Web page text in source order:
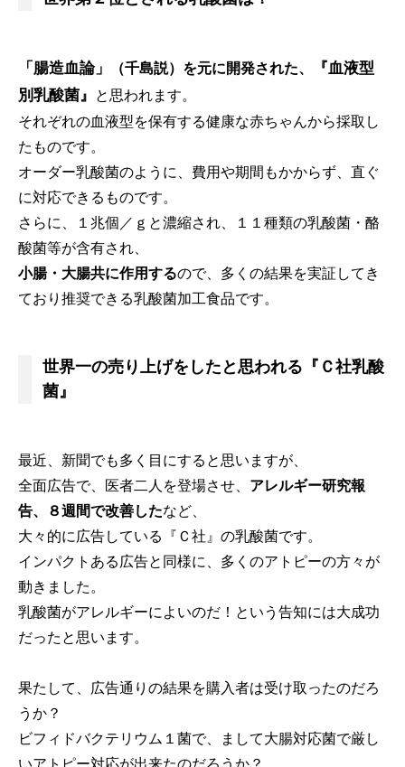
「腸造血論」 （千島説）を元に開発された、
『血液型
別乳酸菌』 と思われます。
それぞれの血液型を保有する健康な赤ちゃんから採取し
たものです。
オーダー乳酸菌のように、費用や期間もかからず、直ぐ
に対応できるものです。
さらに、１兆個／ｇと濃縮され、１１種類の乳酸菌・酪
酸菌等が含有され、
小腸・大腸共に作用するので、多くの結果を実証してき
ており推奨できる乳酸菌加工食品です。
世界一の売り上げをしたと思われる『Ｃ社乳酸
菌』
最近、新聞でも多く目にすると思いますが、
全面広告で、医者二人を登場させ、 アレルギー研究報
告、８週間で改善したなど、
大々的に広告している『Ｃ社』の乳酸菌です。
インパクトある広告と同様に、多くのアトピーの方々が
動きました。
乳酸菌がアレルギーによいのだ！という告知には大成功
だったと思います。
果たして、広告通りの結果を購入者は受け取ったのだろ
うか？
ビフィドバクテリウム１菌で、まして大腸対応菌で厳し